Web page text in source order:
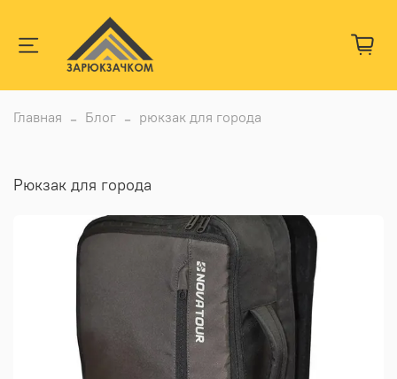
Главная Блог рюкзак для города
рюкзак для города